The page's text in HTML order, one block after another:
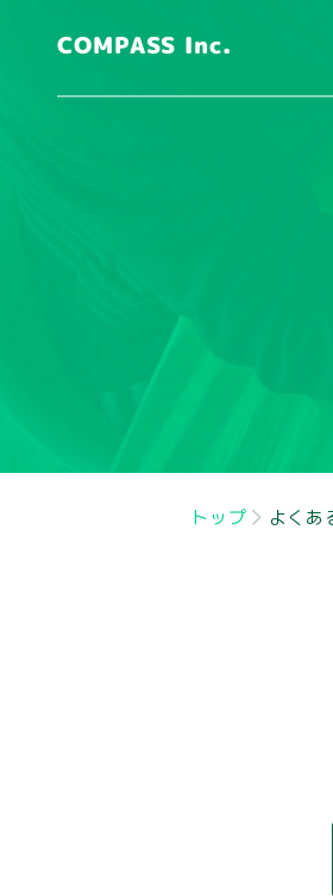
COMPASS Inc.
トップ よくあ